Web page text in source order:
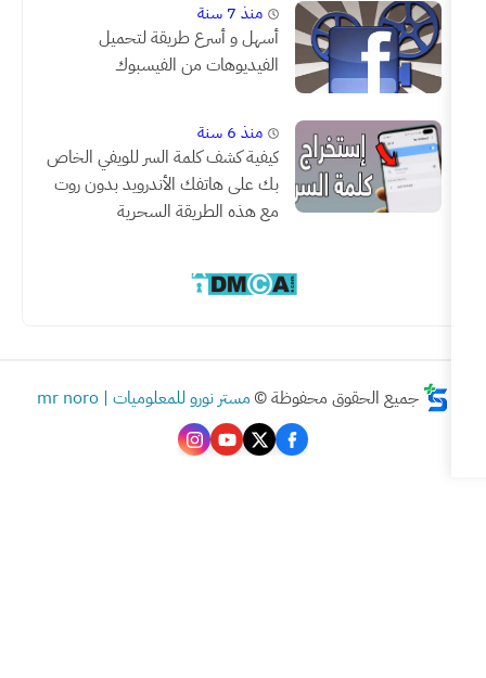
منذ 7 سنة
أسهل و أسرع طريقة لتحميل
الفيديوهات من الفيسبوك
منذ 6 سنة
كيفية كشف كلمة السر للويفي الخاص
بك على هاتفك الأندرويد بدون روت
مع هذه الطريقة السحرية
محفوظة ©مستر نورو للمعلوميات | mr noro